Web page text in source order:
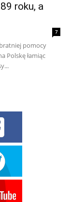
roku, a
7
pomocy
Polskę łamiąc